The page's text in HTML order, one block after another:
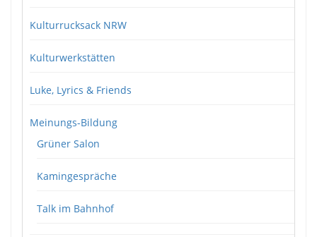
Kulturrucksack NRW
Kulturwerkstätten
Luke, Lyrics & Friends
Meinungs-Bildung
Grüner Salon
Kamingespräche
Talk im Bahnhof